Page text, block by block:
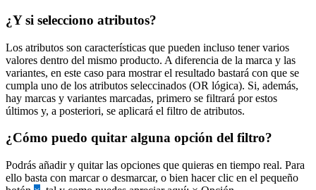
¿Y si selecciono atributos?
Los atributos son características que pueden incluso tener varios
valores dentro del mismo producto. A diferencia de la marca y las
variantes, en este caso para mostrar el resultado bastará con que se
cumpla uno de los atributos seleccinados (OR lógica). Si, además,
hay marcas y variantes marcadas, primero se filtrará por estos
últimos y, a posteriori, se aplicará el filtro de atributos.
¿Cómo puedo quitar alguna opción del filtro?
Podrás añadir y quitar las opciones que quieras en tiempo real. Para
ello basta con marcar o desmarcar, o bien hacer clic en el pequeño